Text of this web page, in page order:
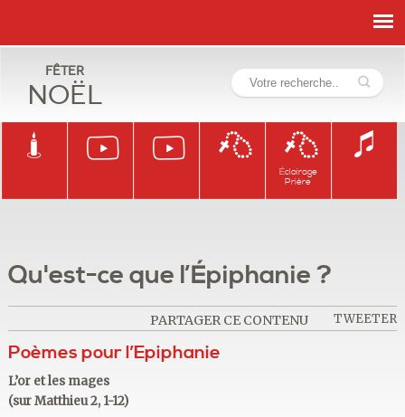
Fêter
Noël
Éclairage
Prière
Qu'est-ce que l’Épiphanie ?
PARTAGER CE CONTENU TWEETER
Poèmes pour l’Epiphanie
L’or et les mages
(sur Matthieu 2, 1-12)